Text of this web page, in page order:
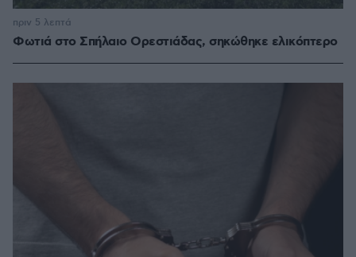
Φωτιά στο Σπήλαιο Ορεστιάδας, σηκώθηκε ελικόπτερο
πριν 5 λεπτά